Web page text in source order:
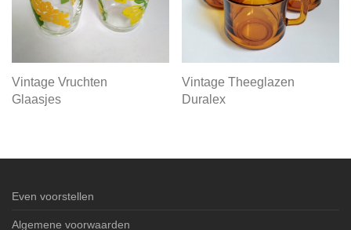
Vintage Vruchten
Glaasjes
Vintage Theeglazen
Duralex
Even voorstellen
Algemene voorwaarden